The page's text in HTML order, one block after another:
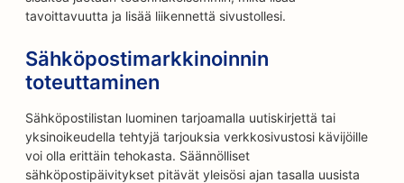
tavoittavuutta ja lisää liikennettä sivustollesi.
Sähköpostimarkkinoinnin
toteuttaminen
Sähköpostilistan luominen tarjoamalla uutiskirjettä tai
yksinoikeudella tehtyjä tarjouksia verkkosivustosi kävijöille
voi olla erittäin tehokasta. Säännölliset
sähköpostipäivitykset pitävät yleisösi ajan tasalla uusista